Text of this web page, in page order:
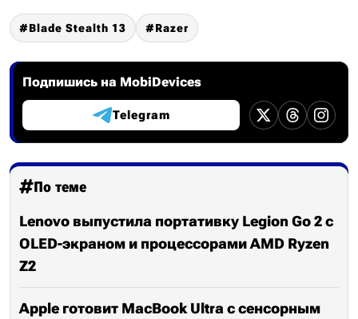
Blade Stealth 13 Razer
Подпишись на MobiDevices
Telegram
По теме
Lenovo выпустила портативку Legion Go 2 с
OLED-экраном и процессорами AMD Ryzen
Z2
Apple готовит MacBook Ultra с сенсорным